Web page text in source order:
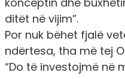
ditët në vijim”.
Por nuk bëhet fjalë
ndërtesa, tha më tej
“Do të investojmë në